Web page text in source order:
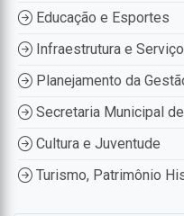
Educação e Esportes
Infraestrutura e
Planejamento da
Secretaria Municipal
Cultura e Juventude
Turismo, Patrimônio